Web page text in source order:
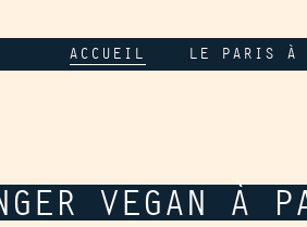
ACCUEIL LE PARIS À
VEGAN À